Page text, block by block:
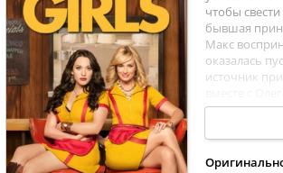
2023
2022
чтобы
бывшая
Макс
оказалась
источник
новым
ингредиент
хорошем